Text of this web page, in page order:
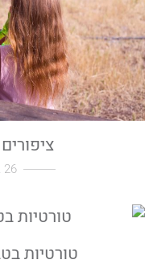
26 בדצמבר 2019
טורטיות